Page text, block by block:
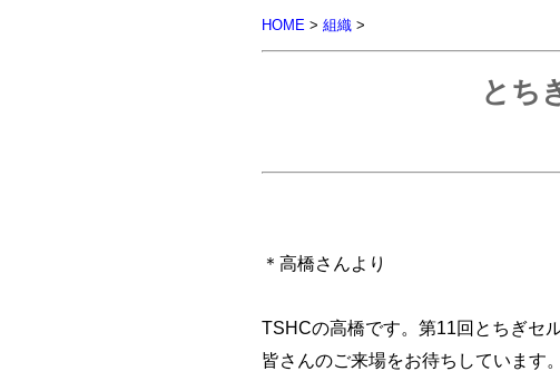
HOME> 組織>
とち
＊高橋さんより
TSHCの高橋です。第11回とちぎセ
皆さんのご来場をお待ちしています。